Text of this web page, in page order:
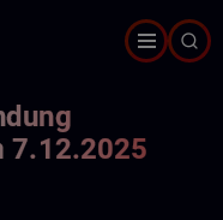
7.12.2025